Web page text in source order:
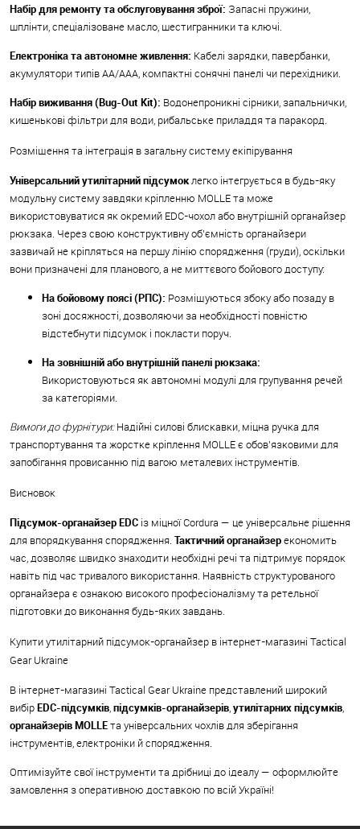
Набір для ремонту та обслуговування зброї: Запасні пружини,
шплінти, спеціалізоване масло, шестигранники та ключі.
Електроніка та автономне живлення: Кабелі зарядки, павербанки,
акумулятори типів AA/AAA, компактні сонячні панелі чи перехідники.
Набір виживання (Bug-Out Kit): Водонепроникні сірники, запальнички,
кишенькові фільтри для води, рибальське приладдя та паракорд.
Розміщення та інтеграція в загальну систему екіпірування
Універсальний утилітарний підсумоклегко інтегрується в будь-яку
модульну систему завдяки кріпленню MOLLE та може
використовуватися як окремий EDC-чохол або внутрішній органайзер
рюкзака. Через свою конструктивну об'ємність органайзери
зазвичай не кріпляться на першу лінію спорядження (груди), оскільки
вони призначені для планового, а не миттєвого бойового доступу:
На бойовому поясі (РПС): Розміщуються збоку або позаду в
зоні досяжності, дозволяючи за необхідності повністю
відстебнути підсумок і покласти поруч.
На зовнішній або внутрішній панелі рюкзака:
Використовуються як автономні модулі для групування речей
за категоріями.
Вимоги до фурнітури:Надійні силові блискавки, міцна ручка для
транспортування та жорстке кріплення MOLLE є обов'язковими для
запобігання провисанню під вагою металевих інструментів.
Висновок
Підсумок-органайзер EDC із міцної Cordura — це універсальне рішення
для впорядкування спорядження. Тактичний органайзерекономить
час, дозволяє швидко знаходити необхідні речі та підтримує порядок
навіть під час тривалого використання. Наявність структурованого
органайзера є ознакою високого професіоналізму та ретельної
підготовки до виконання будь-яких завдань.
Купити утилітарний підсумок-органайзер в інтернет-магазині Tactical
Gear Ukraine
В інтернет-магазині Tactical Gear Ukraine представлений широкий
вибірEDC-підсумків,підсумків-органайзерів,утилітарних підсумків,
органайзерів MOLLEта універсальних чохлів для зберігання
інструментів, електроніки й спорядження.
Оптимізуйте свої інструменти та дрібниці до ідеалу — оформлюйте
замовлення з оперативною доставкою по всій Україні!